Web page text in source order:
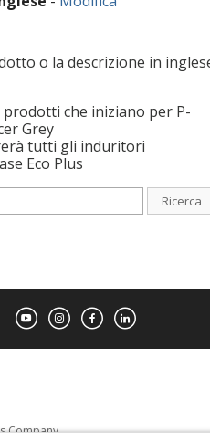
o la descrizione in
che iniziano per P-
Grey
tutti gli induritori
Eco Plus
Ricerca
Company